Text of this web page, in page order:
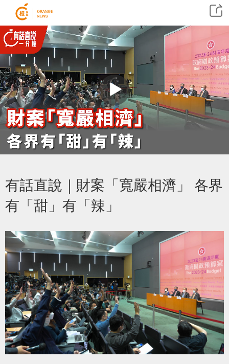
有話直說｜財案「寬嚴相濟」 各界
有「甜」有「辣」